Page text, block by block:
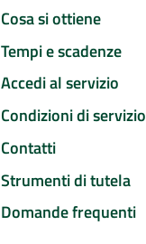
Cosa si ottiene
Tempi e scadenze
Accedi al servizio
Condizioni di servizio
Contatti
Strumenti di tutela
Domande frequenti